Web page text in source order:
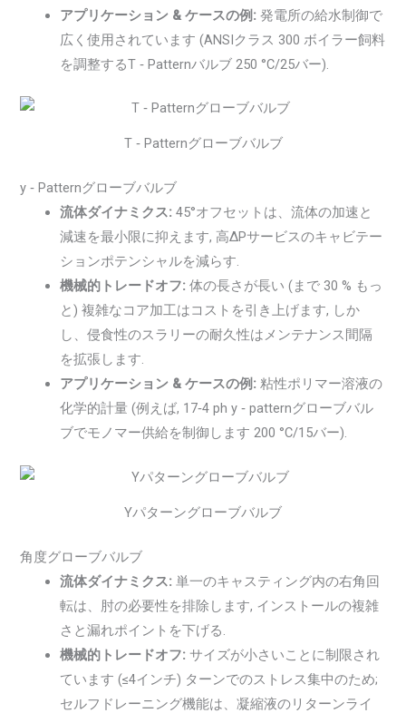
アプリケーション & ケースの例: 発電所の給水制御で
広く使用されています (ANSIクラス 300 ボイラー飼料
を調整するT ‑ Patternバルブ 250 °C/25バー).
T ‑ Patternグローブバルブ
y ‑ Patternグローブバルブ
流体ダイナミクス: 45°オフセットは、流体の加速と
減速を最小限に抑えます, 高ΔPサービスのキャビテー
ションポテンシャルを減らす.
機械的トレードオフ: 体の長さが長い (まで 30 % もっ
と) 複雑なコア加工はコストを引き上げます, しか
し、侵食性のスラリーの耐久性はメンテナンス間隔
を拡張します.
アプリケーション & ケースの例: 粘性ポリマー溶液の
化学的計量 (例えば, 17‑4 ph y ‑ patternグローブバル
ブでモノマー供給を制御します 200 °C/15バー).
Yパターングローブバルブ
角度グローブバルブ
流体ダイナミクス: 単一のキャスティング内の右角回
転は、肘の必要性を排除します, インストールの複雑
さと漏れポイントを下げる.
機械的トレードオフ: サイズが小さいことに制限され
ています (≤4インチ) ターンでのストレス集中のため;
セルフドレーニング機能は、凝縮液のリターンライ